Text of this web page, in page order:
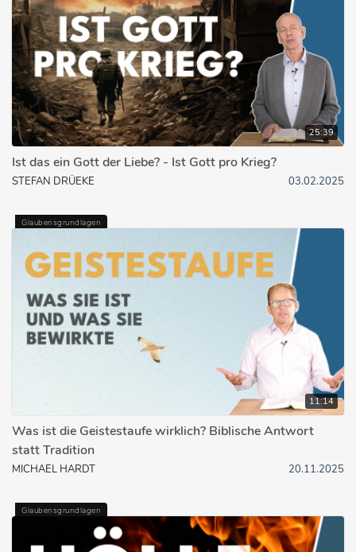
25:39
Ist das ein Gott der Liebe? - Ist Gott pro Krieg?
STEFAN DRÜEKE 03.02.2025
Glaubensgrundlagen
11:14
Was ist die Geistestaufe wirklich? Biblische Antwort
statt Tradition
MICHAEL HARDT 20.11.2025
Glaubensgrundlagen